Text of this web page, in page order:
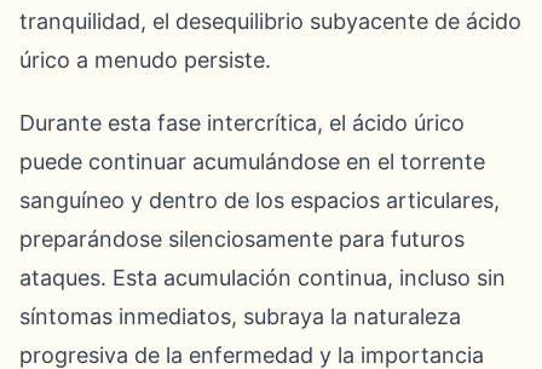
tranquilidad, el desequilibrio subyacente de ácido
úrico a menudo persiste.
Durante esta fase intercrítica, el ácido úrico
puede continuar acumulándose en el torrente
sanguíneo y dentro de los espacios articulares,
preparándose silenciosamente para futuros
ataques. Esta acumulación continua, incluso sin
síntomas inmediatos, subraya la naturaleza
progresiva de la enfermedad y la importancia